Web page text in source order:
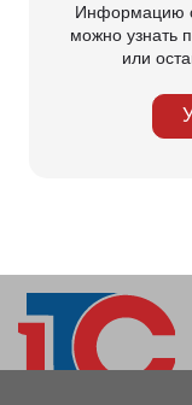
Информацию о
можно узнать
или